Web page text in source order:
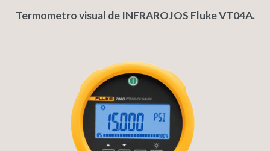
Termometro visual de INFRAROJOS Fluke VT04A.